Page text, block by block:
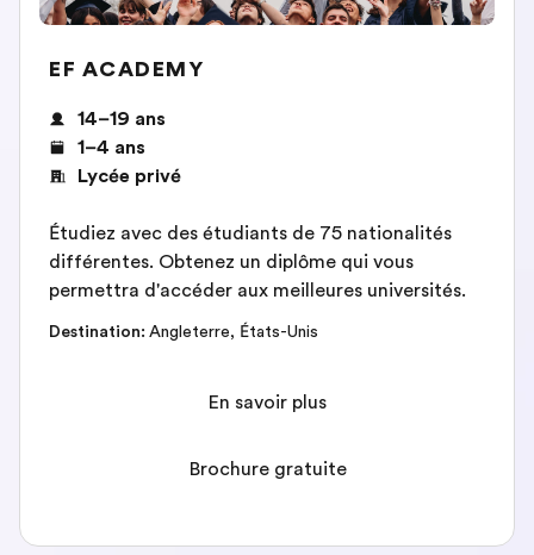
EF ACADEMY
14–19 ans
1–4 ans
Lycée privé
Étudiez avec des étudiants de 75 nationalités
différentes. Obtenez un diplôme qui vous
permettra d'accéder aux meilleures universités.
Destination: Angleterre, États-Unis
En savoir plus
Brochure gratuite